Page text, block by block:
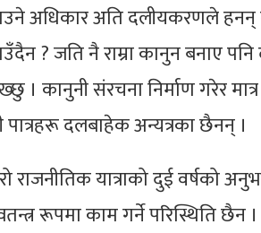
अधिकार अति दलीयकरणले हनन्
? जति नै राम्रा कानुन बनाए
। कानुनी संरचना निर्माण गरेर
पात्रहरू दलबाहेक अन्यत्रका छैनन् ।
राजनीतिक यात्राको दुई वर्षको
रूपमा काम गर्ने परिस्थिति